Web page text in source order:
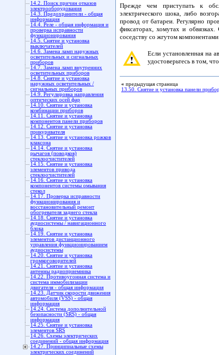
14.2. Поиск причин отказов
электрооборудования
14.3. Предохранители - общая
информация
14.4. Реле - общая информация и
проверка исправности
функционирования
14.5. Снятие и установка
выключателей
14.6. Замена ламп наружных
осветительных и сигнальных
приборов
14.7. Замена ламп внутренних
осветительных приборов
14.8. Снятие и установка
наружных осветительных /
сигнальных приборов
14.9. Регулировка направления
оптических осей фар
14.10. Снятие и установка
комбинации приборов
14.11. Снятие и установка
компонентов панели приборов
14.12. Снятие и установка
прикуривателя
14.13. Снятие и установка рожков
клаксона
14.14. Снятие и установка
рычагов (поводков)
стеклоочистителей
14.15. Снятие и установка
элементов привода
стеклоочистителей
14.16. Снятие и установка
компонентов системы омывания
стекол
14.17. Проверка исправности
функционирования и
восстановительный ремонт
обогревателя заднего стекла
14.18. Снятие и установка
аудиосистемы / навигационного
блока
14.19. Снятие и установка
элементов дистанционного
управления функционированием
аудиосистемы
14.20. Снятие и установка
громкоговорителей
14.21. Снятие и установка
антенны радиоприемника
14.22. Противоугонная система и
система иммобилизации
двигателя - общая информация
14.23. Датчик скорости движения
автомобиля (VSS) - общая
информация
14.24. Система дополнительной
безопасности (SRS) - общая
информация
14.25. Снятие и установка
элементов SRS
14.26. Схемы электрических
соединений - общая информация
14.27. Принципиальные схемы
электрических соединений
Прежде чем приступать к
электрического шока, либо
провод от батареи. Регулярно
фиксаторах, хомутах и
соседству со жгутом
Если установленная на
удостоверьтесь в том,
« предыдущая страница
13.50. Снятие и установка панели